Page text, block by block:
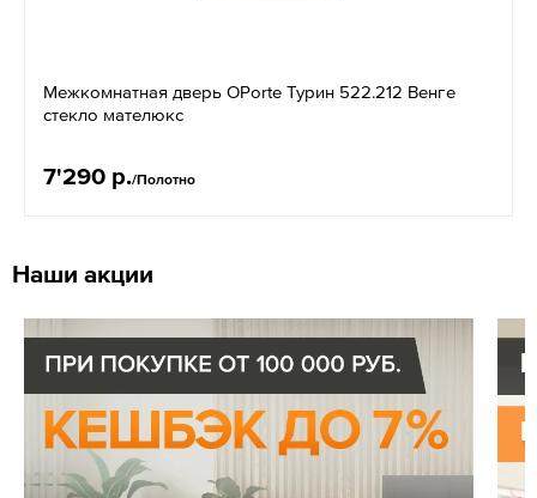
Межкомнатная дверь OPorte Турин 522.212 Венге
стекло мателюкс
7'290 р./Полотно
Наши акции